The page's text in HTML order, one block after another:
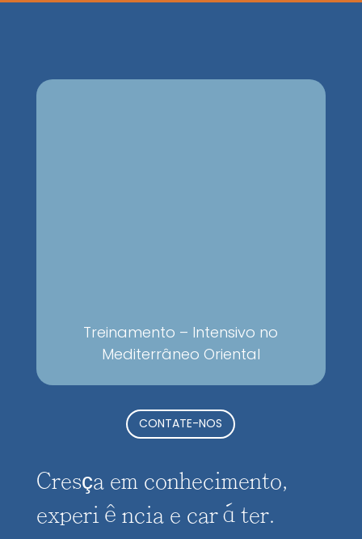
Treinamento – Intensivo no
Mediterrâneo Oriental
CONTATE-NOS
Cresça em conhecimento,
experiência e caráter.